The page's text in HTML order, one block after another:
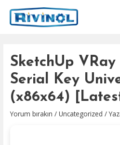
atla
SketchUp
Serial Key
(x86x64)
Yorum bırakın /Uncategorized /